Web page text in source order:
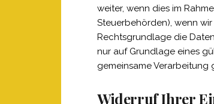
weiter, wenn dies im
Steuerbehörden), wenn
Rechtsgrundlage die
nur auf Grundlage eines
gemeinsame Verarbeitung
Widerruf Ihrer